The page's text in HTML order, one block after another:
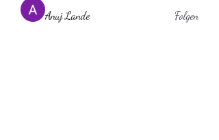
Anuj Lande Folgen